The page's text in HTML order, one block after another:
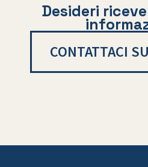
Desideri
CONTATTACI